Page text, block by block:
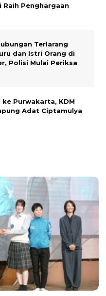
Raih Penghargaan
Terlarang
dan Istri Orang di
Polisi Mulai Periksa
Purwakarta, KDM
Adat Ciptamulya